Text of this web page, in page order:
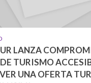
LANZA
TURISMO
UNA OFERTA